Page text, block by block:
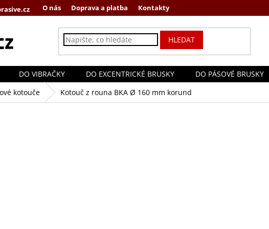
O nás Doprava a platba Kontakty
HLEDAT
DO VIBRAČKY DO EXCENTRICKÉ BRUSKY DO PÁSOVÉ BRUSKY
kotouče Kotouč z rouna BKA Ø 160 mm korund